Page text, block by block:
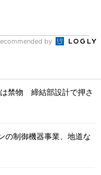
by
は禁物 締結部設計で押さ
の制御機器事業、地道な